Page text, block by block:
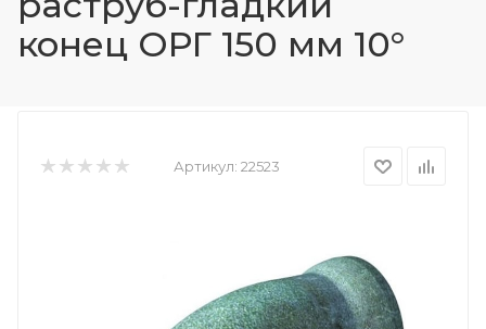
конец ОРГ 150 мм 10°
Артикул: 22523